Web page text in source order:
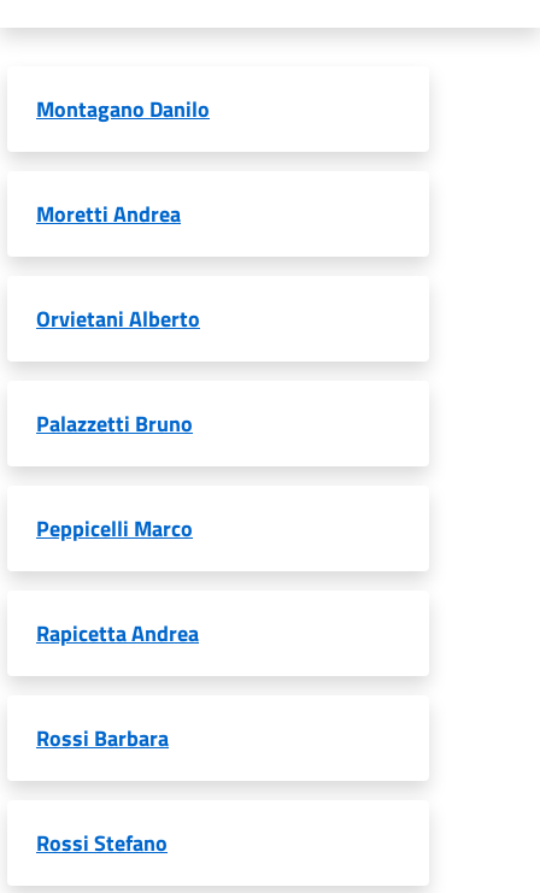
Montagano Danilo
Moretti Andrea
Orvietani Alberto
Palazzetti Bruno
Peppicelli Marco
Rapicetta Andrea
Rossi Barbara
Rossi Stefano